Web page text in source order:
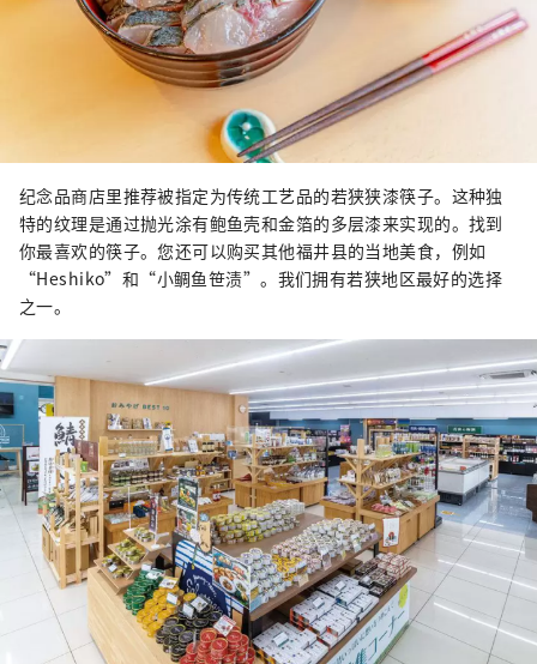
纪念品商店里推荐被指定为传统工艺品的若狭狭漆筷子。这种独
特的纹理是通过抛光涂有鲍鱼壳和金箔的多层漆来实现的。找到
你最喜欢的筷子。您还可以购买其他福井县的当地美食，例如
“Heshiko”和“小鲷鱼笹渍”。我们拥有若狭地区最好的选择
之一。